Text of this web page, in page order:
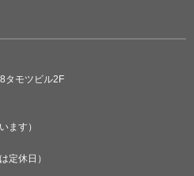
タモツビル2F
ます）
定休日）